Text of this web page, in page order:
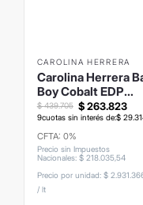
CAROLINA HERRERA
Carolina Herrera
Boy Cobalt EDP
150ml
$ 263.823
$ 439.705
9cuotas sin interés de:$ 29.
CFTA: 0%
Precio sin Impuestos
Nacionales: $ 218.035,54
Precio por unidad: $
/ lt